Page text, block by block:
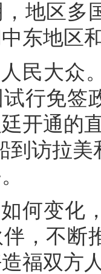
地区多
东地区
民大众
行免签
开通的
到访拉
何变化
，不断
福双方